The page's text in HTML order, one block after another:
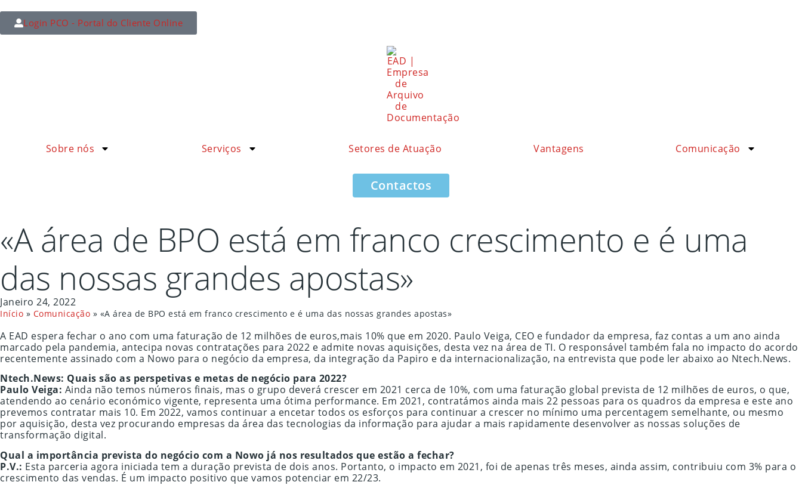
Login PCO - Portal do Cliente Online
Sobre nós Serviços Setores de Atuação Vantagens Comunicação
Contactos
«A área de BPO está em franco crescimento e é uma
das nossas grandes apostas»
Janeiro 24, 2022
Início » Comunicação » «A área de BPO está em franco crescimento e é uma das nossas grandes apostas»
A EAD espera fechar o ano com uma faturação de 12 milhões de euros,mais 10% que em 2020. Paulo Veiga, CEO e fundador da empresa, faz contas a um ano ainda
marcado pela pandemia, antecipa novas contratações para 2022 e admite novas aquisições, desta vez na área de TI. O responsável também fala no impacto do acordo
recentemente assinado com a Nowo para o negócio da empresa, da integração da Papiro e da internacionalização, na entrevista que pode ler abaixo ao Ntech.News.
Ntech.News: Quais são as perspetivas e metas de negócio para 2022?
Paulo Veiga: Ainda não temos números finais, mas o grupo deverá crescer em 2021 cerca de 10%, com uma faturação global prevista de 12 milhões de euros, o que,
atendendo ao cenário económico vigente, representa uma ótima performance. Em 2021, contratámos ainda mais 22 pessoas para os quadros da empresa e este ano
prevemos contratar mais 10. Em 2022, vamos continuar a encetar todos os esforços para continuar a crescer no mínimo uma percentagem semelhante, ou mesmo
por aquisição, desta vez procurando empresas da área das tecnologias da informação para ajudar a mais rapidamente desenvolver as nossas soluções de
transformação digital.
Qual a importância prevista do negócio com a Nowo já nos resultados que estão a fechar?
P.V.: Esta parceria agora iniciada tem a duração prevista de dois anos. Portanto, o impacto em 2021, foi de apenas três meses, ainda assim, contribuiu com 3% para o
crescimento das vendas. É um impacto positivo que vamos potenciar em 22/23.